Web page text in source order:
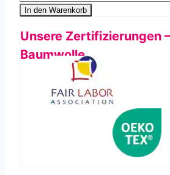
In den Warenkorb
Unsere Zertifizierungen
Baumwolle